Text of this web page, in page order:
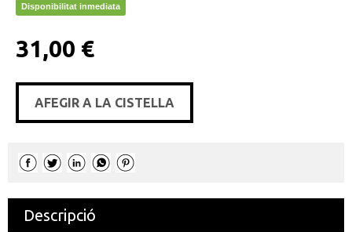
Disponibilitat inmediata
31,00 €
AFEGIR A LA CISTELLA
Descripció